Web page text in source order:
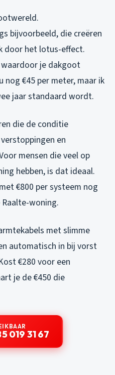
bijvoorbeeld, die creëren
door het lotus-effect.
je dakgoot
nog €45 per meter, maar ik
jaar standaard wordt.
die de conditie
en
mensen die veel op
hebben, is dat ideaal.
€800 per systeem nog
woning.
met slimme
automatisch in bij vorst
€280 voor een
je de €450 die
019 31 67